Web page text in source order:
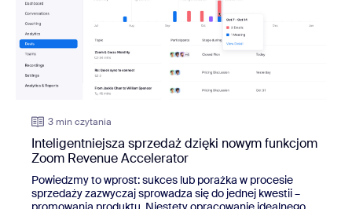
3 min czytania
Inteligentniejsza sprzedaż dzięki nowym funkcjom
Zoom Revenue Accelerator
Powiedzmy to wprost: sukces lub porażka w procesie
sprzedaży zazwyczaj sprowadza się do jednej kwestii –